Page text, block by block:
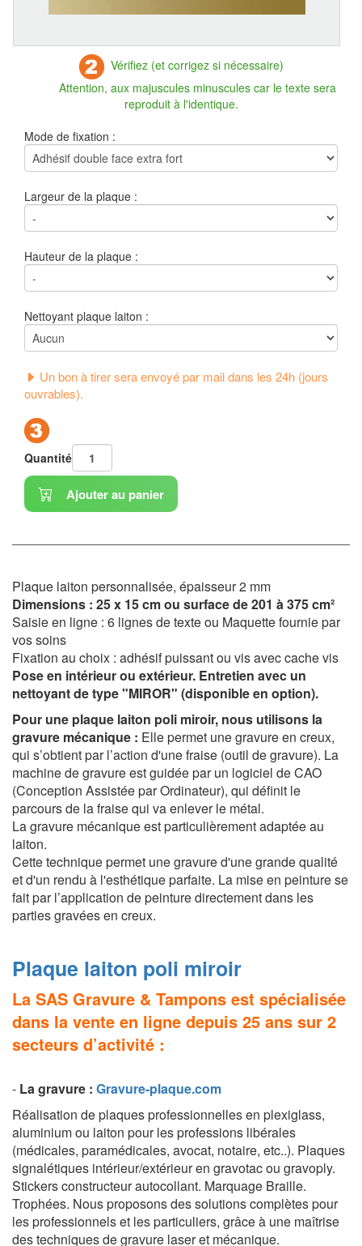
Vérifiez (et corrigez si nécessaire)
Attention, aux majuscules minuscules car le texte sera
reproduit à l'identique.
Mode de fixation :
Largeur de la plaque :
Hauteur de la plaque :
Nettoyant plaque laiton :
Un bon à tirer sera envoyé par mail dans les 24h (jours
ouvrables).
Quantité
Ajouter au panier
Plaque laiton personnalisée, épaisseur 2 mm
Dimensions : 25 x 15 cm ou surface de 201 à 375 cm²
Saisie en ligne : 6 lignes de texte ou Maquette fournie par
vos soins
Fixation au choix : adhésif puissant ou vis avec cache vis
Pose en intérieur ou extérieur. Entretien avec un
nettoyant de type "MIROR" (disponible en option).
Pour une plaque laiton poli miroir, nous utilisons la
gravure mécanique : Elle permet une gravure en creux,
qui s’obtient par l’action d'une fraise (outil de gravure). La
machine de gravure est guidée par un logiciel de CAO
(Conception Assistée par Ordinateur), qui définit le
parcours de la fraise qui va enlever le métal.
La gravure mécanique est particulièrement adaptée au
laiton.
Cette technique permet une gravure d'une grande qualité
et d'un rendu à l'esthétique parfaite. La mise en peinture se
fait par l’application de peinture directement dans les
parties gravées en creux.
Plaque laiton poli miroir
La SAS Gravure & Tampons est spécialisée
dans la vente en ligne depuis 25 ans sur 2
secteurs d’activité :
- La gravure : Gravure-plaque.com
Réalisation de plaques professionnelles en plexiglass,
aluminium ou laiton pour les professions libérales
(médicales, paramédicales, avocat, notaire, etc..). Plaques
signalétiques intérieur/extérieur en gravotac ou gravoply.
Stickers constructeur autocollant. Marquage Braille.
Trophées. Nous proposons des solutions complètes pour
les professionnels et les particuliers, grâce à une maîtrise
des techniques de gravure laser et mécanique.